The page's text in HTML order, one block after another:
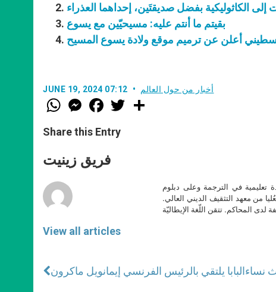
إلى الكاثوليكية بفضل صديقتَين، إحداهما العذراء
بقيتم ما أنتم عليه: مسيحيّين مع يسوع
أعلن عن ترميم موقع ولادة يسوع المسيح
JUNE 19, 2024 07:12 أخبار من حول العالم
W
h
t
s
p
p
M
e
s
e
g
e
F
a
e
b
o
k
w
Share this Entry
فريق زينيت
View all articles
تعليمية في الترجمة وعلى دبلوم
من معهد التثقيف الديني العالي.
لدى المحاكم. تتقن اللّغة الإيطاليّة
البابا يلتقي بالرئيس الفرنسي إيمانويل ماكروننساء